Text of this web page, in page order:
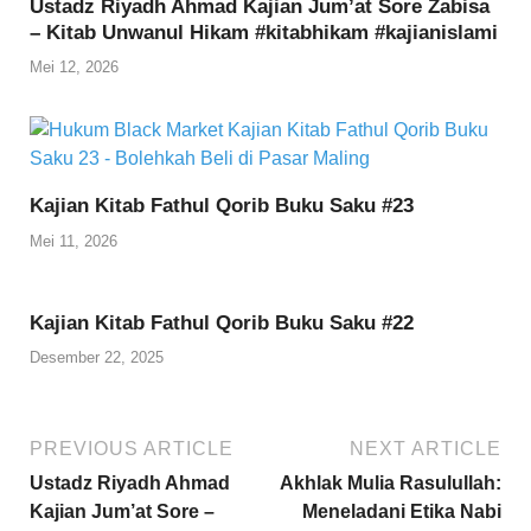
Ustadz Riyadh Ahmad Kajian Jum’at Sore Zabisa
– Kitab Unwanul Hikam #kitabhikam #kajianislami
Mei 12, 2026
Kajian Kitab Fathul Qorib Buku Saku #23
Mei 11, 2026
Kajian Kitab Fathul Qorib Buku Saku #22
Desember 22, 2025
PREVIOUS ARTICLE
Ustadz Riyadh Ahmad
Kajian Jum’at Sore –
NEXT ARTICLE
Akhlak Mulia Rasulullah:
Meneladani Etika Nabi